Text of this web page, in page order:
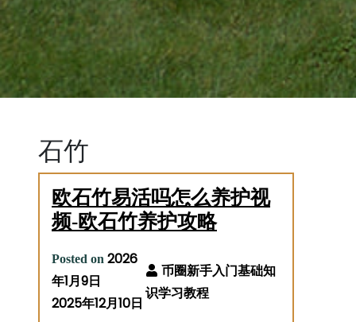
石竹
欧石竹易活吗怎么养护视
频-欧石竹养护攻略
Posted on 2026
年1月9日
2025年12月10日